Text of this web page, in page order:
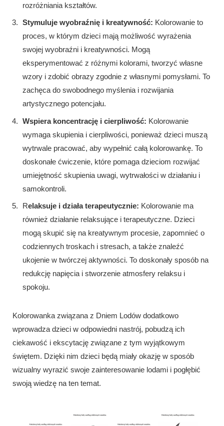
rozróżniania kształtów.
Stymuluje wyobraźnię i kreatywność: Kolorowanie to
proces, w którym dzieci mają możliwość wyrażenia
swojej wyobraźni i kreatywności. Mogą
eksperymentować z różnymi kolorami, tworzyć własne
wzory i zdobić obrazy zgodnie z własnymi pomysłami. To
zachęca do swobodnego myślenia i rozwijania
artystycznego potencjału.
Wspiera koncentrację i cierpliwość: Kolorowanie
wymaga skupienia i cierpliwości, ponieważ dzieci muszą
wytrwale pracować, aby wypełnić całą kolorowankę. To
doskonałe ćwiczenie, które pomaga dzieciom rozwijać
umiejętność skupienia uwagi, wytrwałości w działaniu i
samokontroli.
Relaksuje i działa terapeutycznie: Kolorowanie ma
również działanie relaksujące i terapeutyczne. Dzieci
mogą skupić się na kreatywnym procesie, zapomnieć o
codziennych troskach i stresach, a także znaleźć
ukojenie w twórczej aktywności. To doskonały sposób na
redukcję napięcia i stworzenie atmosfery relaksu i
spokoju.
Kolorowanka związana z Dniem Lodów dodatkowo
wprowadza dzieci w odpowiedni nastrój, pobudzą ich
ciekawość i ekscytację związane z tym wyjątkowym
świętem. Dzięki nim dzieci będą miały okazję w sposób
wizualny wyrazić swoje zainteresowanie lodami i pogłębić
swoją wiedzę na ten temat.